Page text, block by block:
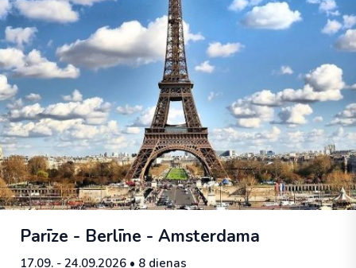
Parīze - Berlīne - Amsterdama
17.09. - 24.09.2026 • 8 dienas